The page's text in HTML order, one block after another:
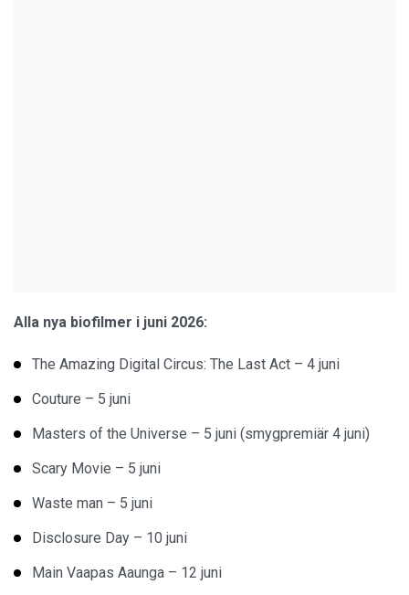
Alla nya biofilmer i juni 2026:
The Amazing Digital Circus: The Last Act – 4 juni
Couture – 5 juni
Masters of the Universe – 5 juni (smygpremiär 4 juni)
Scary Movie – 5 juni
Waste man – 5 juni
Disclosure Day – 10 juni
Main Vaapas Aaunga – 12 juni